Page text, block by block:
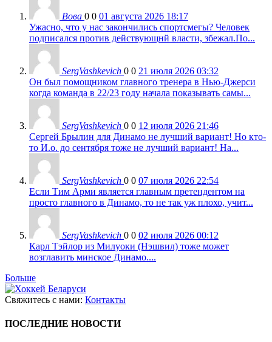
Вова 0 0 01 августа 2026 18:17
Ужасно, что у нас закончились спортсмегы? Человек
подписался против действующнй власти, збежал.По...
SergVashkevich 0 0 21 июля 2026 03:32
Он был помощником главного тренера в Нью-Джерси
когда команда в 22/23 году начала показывать самы...
SergVashkevich 0 0 12 июля 2026 21:46
Сергей Брылин для Динамо не лучший вариант! Но кто-
то И.о. до сентября тоже не лучший вариант! На...
SergVashkevich 0 0 07 июля 2026 22:54
Если Тим Арми является главным претендентом на
просто главного в Динамо, то не так уж плохо, учит...
SergVashkevich 0 0 02 июля 2026 00:12
Карл Тэйлор из Милуоки (Нэшвил) тоже может
возглавить минское Динамо....
Больше
Свяжитесь с нами: Контакты
ПОСЛЕДНИЕ НОВОСТИ